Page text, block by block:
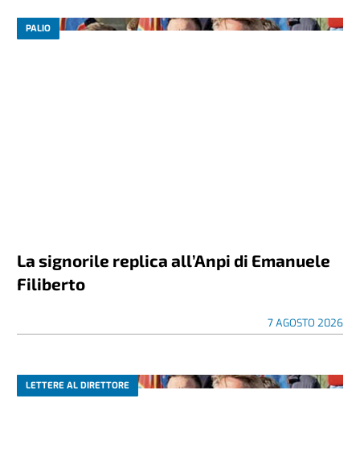
PALIO
La signorile replica all’Anpi di Emanuele
Filiberto
7 AGOSTO 2026
LETTERE AL DIRETTORE